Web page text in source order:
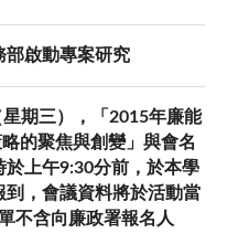
啟動專案研究
期三），「2015年廉能
的聚焦與創變」與會名
於上午9:30分前，於本學
到，會議資料將於活動當
不含向廉政署報名人